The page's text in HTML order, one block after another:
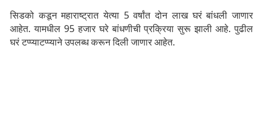
सिडको कडून महाराष्ट्रात येत्या 5 वर्षांत दोन लाख घरं बांधली जाणार
आहेत. यामधील 95 हजार घरे बांधणीची प्रक्रिया सुरू झाली आहे. पुढील
घरं टप्प्याटप्प्याने उपलब्ध करून दिली जाणार आहेत.